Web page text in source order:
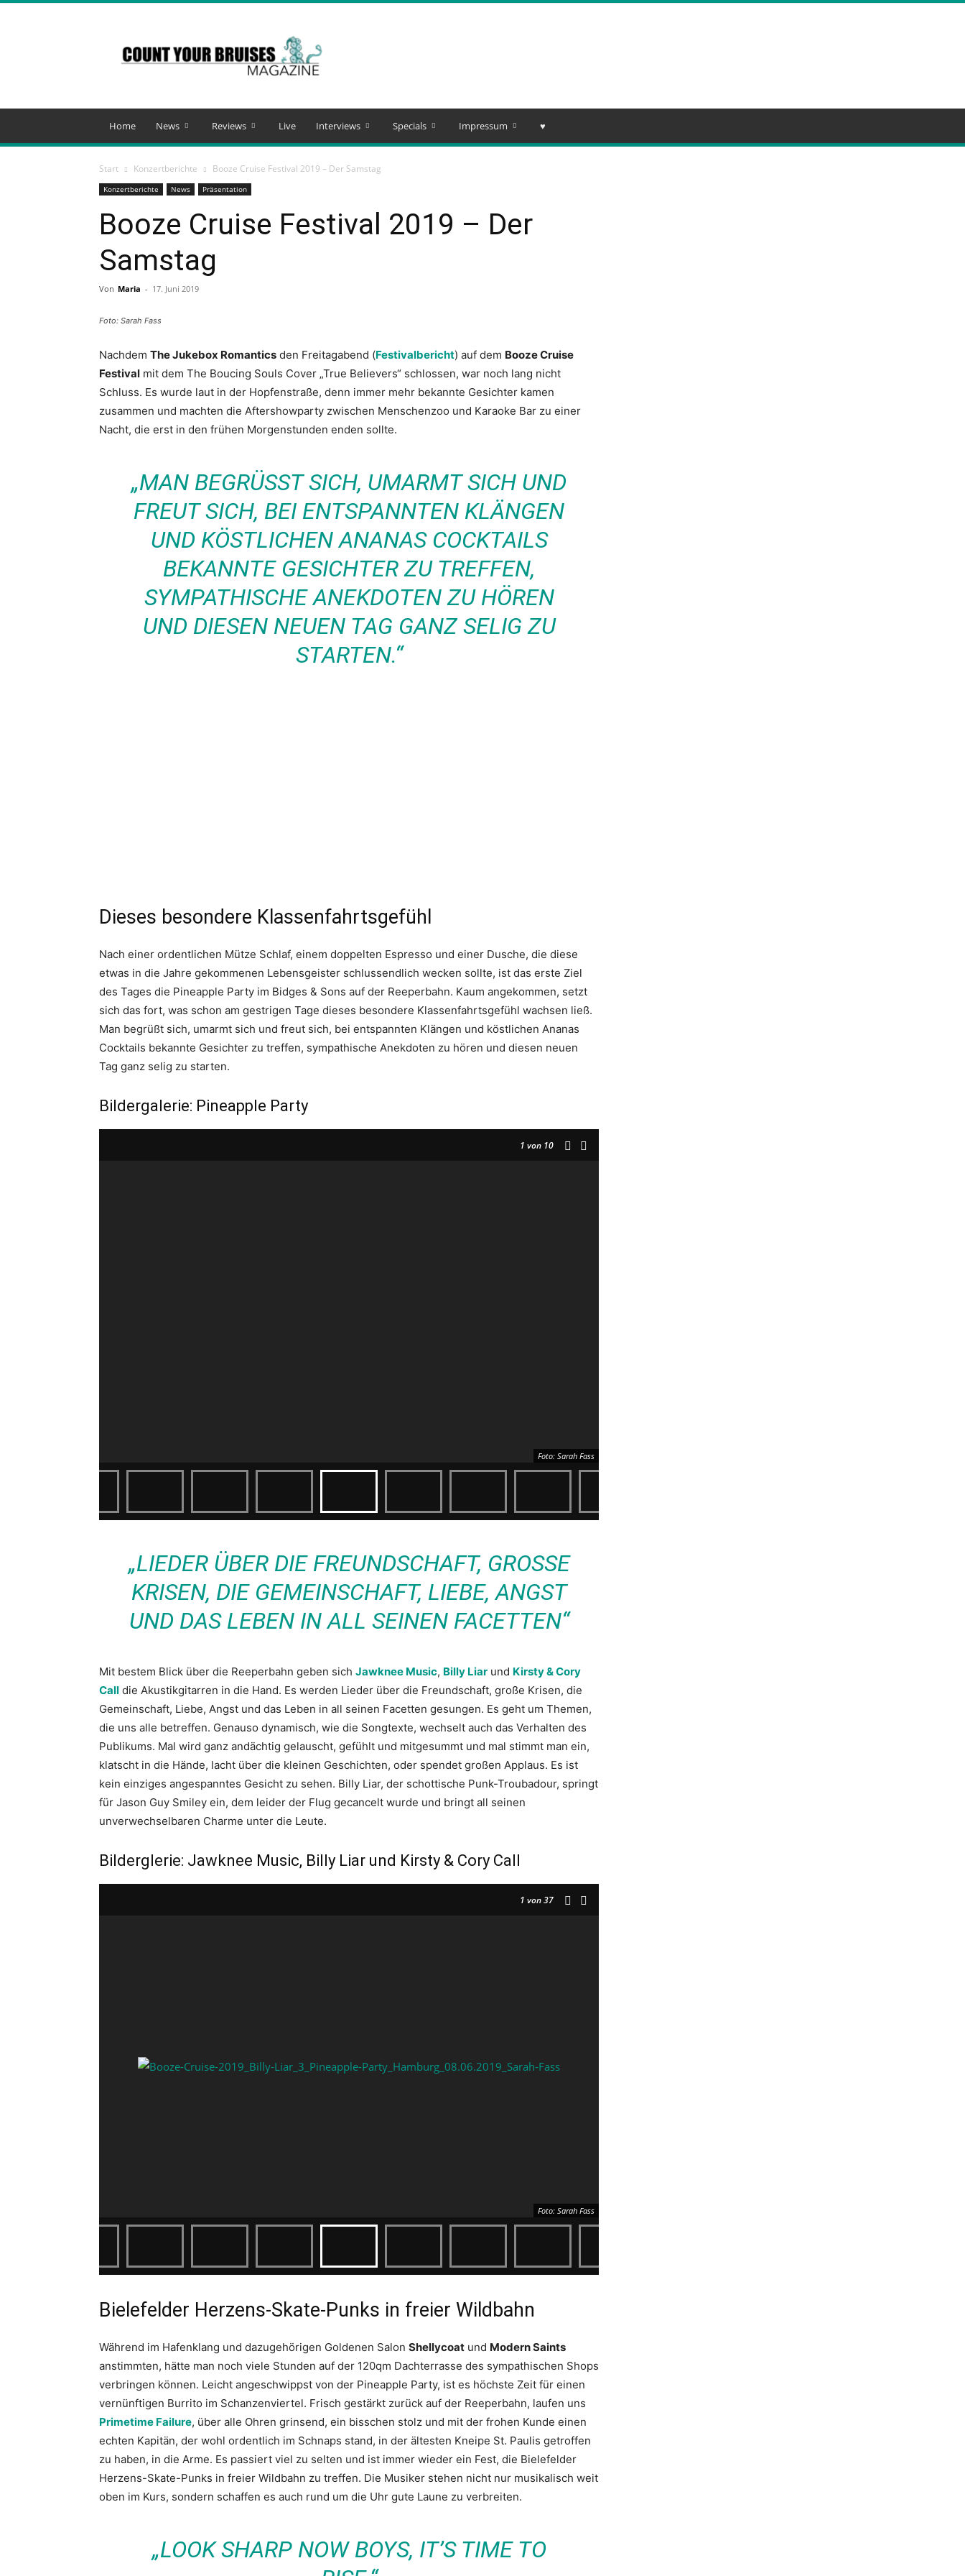
Your
Bruises
Magazine
Home News Reviews Live Interviews Specials Impressum ♥️
Start Konzertberichte Booze Cruise Festival 2019 – Der Samstag
Konzertberichte News Präsentation
Booze Cruise Festival 2019 – Der
Samstag
Von Maria - 17. Juni 2019
Foto: Sarah Fass
Nachdem The Jukebox Romantics den Freitagabend (Festivalbericht) auf dem Booze Cruise
Festival mit dem The Boucing Souls Cover „True Believers“ schlossen, war noch lang nicht
Schluss. Es wurde laut in der Hopfenstraße, denn immer mehr bekannte Gesichter kamen
zusammen und machten die Aftershowparty zwischen Menschenzoo und Karaoke Bar zu einer
Nacht, die erst in den frühen Morgenstunden enden sollte.
„MAN BEGRÜSST SICH, UMARMT SICH UND F
REUT SICH, BEI ENTSPANNTEN KLÄNGEN U
ND KÖSTLICHEN ANANAS COCKTAILS B
EKANNTE GESICHTER ZU TREFFEN, S
YMPATHISCHE ANEKDOTEN ZU HÖREN U
ND DIESEN NEUEN TAG GANZ SELIG ZU S
TARTEN.“
Dieses besondere Klassenfahrtsgefühl
Nach einer ordentlichen Mütze Schlaf, einem doppelten Espresso und einer Dusche, die diese
etwas in die Jahre gekommenen Lebensgeister schlussendlich wecken sollte, ist das erste Ziel
des Tages die Pineapple Party im Bidges & Sons auf der Reeperbahn. Kaum angekommen, setzt
sich das fort, was schon am gestrigen Tage dieses besondere Klassenfahrtsgefühl wachsen ließ.
Man begrüßt sich, umarmt sich und freut sich, bei entspannten Klängen und köstlichen Ananas
Cocktails bekannte Gesichter zu treffen, sympathische Anekdoten zu hören und diesen neuen
Tag ganz selig zu starten.
Bildergalerie: Pineapple Party
1 von 10
Foto: Sarah Fass
„LIEDER ÜBER DIE FREUNDSCHAFT, GROSSE K
RISEN, DIE GEMEINSCHAFT, LIEBE, ANGST U
ND DAS LEBEN IN ALL SEINEN FACETTEN“
Mit bestem Blick über die Reeperbahn geben sich Jawknee Music, Billy Liar und Kirsty & Cory
Call die Akustikgitarren in die Hand. Es werden Lieder über die Freundschaft, große Krisen, die
Gemeinschaft, Liebe, Angst und das Leben in all seinen Facetten gesungen. Es geht um Themen,
die uns alle betreffen. Genauso dynamisch, wie die Songtexte, wechselt auch das Verhalten des
Publikums. Mal wird ganz andächtig gelauscht, gefühlt und mitgesummt und mal stimmt man ein,
klatscht in die Hände, lacht über die kleinen Geschichten, oder spendet großen Applaus. Es ist
kein einziges angespanntes Gesicht zu sehen. Billy Liar, der schottische Punk-Troubadour, springt
für Jason Guy Smiley ein, dem leider der Flug gecancelt wurde und bringt all seinen
unverwechselbaren Charme unter die Leute.
Bilderglerie: Jawknee Music, Billy Liar und Kirsty & Cory Call
1 von 37
Foto: Sarah Fass
Bielefelder Herzens-Skate-Punks in freier Wildbahn
Während im Hafenklang und dazugehörigen Goldenen Salon Shellycoat und Modern Saints
anstimmten, hätte man noch viele Stunden auf der 120qm Dachterrasse des sympathischen Shops
verbringen können. Leicht angeschwippst von der Pineapple Party, ist es höchste Zeit für einen
vernünftigen Burrito im Schanzenviertel. Frisch gestärkt zurück auf der Reeperbahn, laufen uns
Primetime Failure, über alle Ohren grinsend, ein bisschen stolz und mit der frohen Kunde einen
echten Kapitän, der wohl ordentlich im Schnaps stand, in der ältesten Kneipe St. Paulis getroffen
zu haben, in die Arme. Es passiert viel zu selten und ist immer wieder ein Fest, die Bielefelder
Herzens-Skate-Punks in freier Wildbahn zu treffen. Die Musiker stehen nicht nur musikalisch weit
oben im Kurs, sondern schaffen es auch rund um die Uhr gute Laune zu verbreiten.
„LOOK SHARP NOW BOYS, IT’S TIME TO